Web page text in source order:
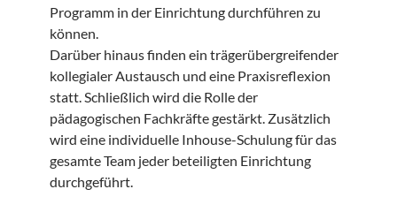
Programm in der Einrichtung durchführen zu
können.
Darüber hinaus finden ein trägerübergreifender
kollegialer Austausch und eine Praxisreflexion
statt. Schließlich wird die Rolle der
pädagogischen Fachkräfte gestärkt. Zusätzlich
wird eine individuelle Inhouse-Schulung für das
gesamte Team jeder beteiligten Einrichtung
durchgeführt.